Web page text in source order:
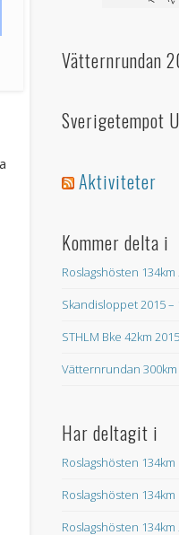
Vätternrundan
Sverigetempot
Aktiviteter
Kommer delta i
Roslagshösten 134km
Skandisloppet 2015 –
STHLM Bke 42km 2015
Vätternrundan 300km
Har deltagit i
Roslagshösten 134km
Roslagshösten 134km
Roslagshösten 134km